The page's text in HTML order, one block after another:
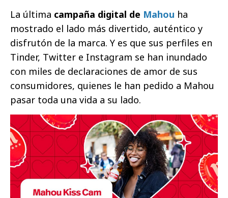
La última campaña digital de Mahou ha
mostrado el lado más divertido, auténtico y
disfrutón de la marca. Y es que sus perfiles en
Tinder, Twitter e Instagram se han inundado
con miles de declaraciones de amor de sus
consumidores, quienes le han pedido a Mahou
pasar toda una vida a su lado.